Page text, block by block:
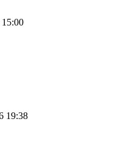
19:38